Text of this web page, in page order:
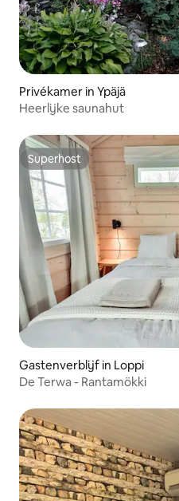
Privékamer in Ypäjä
Heerlijke saunahut
Superhost
Superhost
Gastenverblijf in Loppi
De Terwa - Rantamökki